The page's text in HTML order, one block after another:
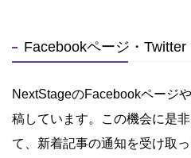
Facebookページ・Twitter
NextStageのFacebookページ
稿しています。この機会に是
て、新着記事の通知を受け取っ